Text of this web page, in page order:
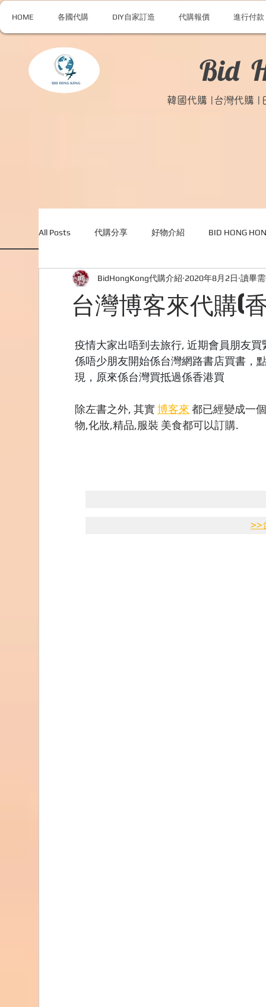
HOME 各國代購 DIY自家訂造 代購報價 進行付款
Bid
韓國代購 |台灣代購 |
All Posts 代購分享 好物介紹 BID HONG
外國購物網站介紹 ABOUT ME ABOUT
台灣博客來代購(
BidHongKong代購介紹 2020年8月2日 讀畢
疫情大家出唔到去旅行, 近期會員朋友
係唔少朋友開始係台灣網路書店買書，
現，原來係台灣買抵過係香港買
除左書之外, 其實 博客來 都已經變成一
物,化妝,精品,服裝 美食都可以訂購.
>>